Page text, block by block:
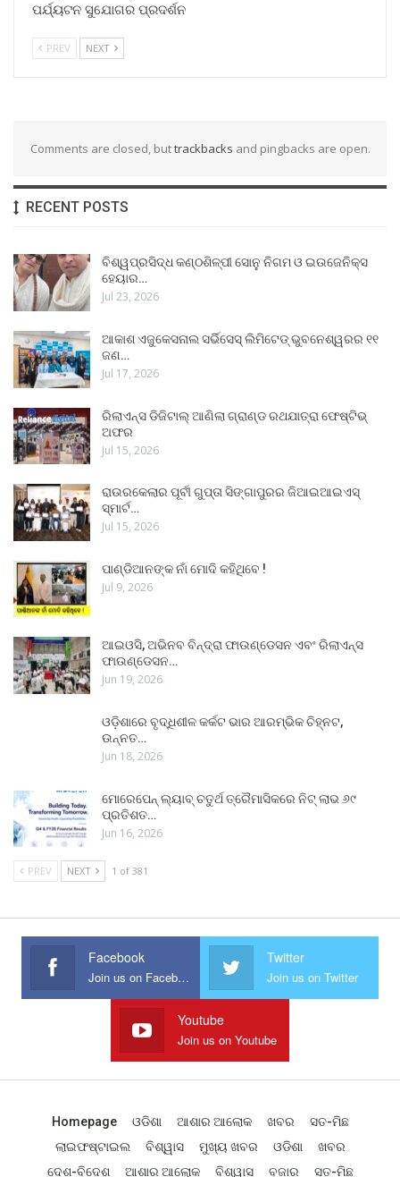
ପର୍ଯ୍ୟଟନ ସୁଯୋଗର ପ୍ରଦର୍ଶନ
PREV NEXT
Comments are closed, buttrackbacks and pingbacks are open.
RECENT POSTS
ବିଶ୍ୱପ୍ରସିଦ୍ଧ କଣ୍ଠଶିଳ୍ପୀ ସୋନୁ ନିଗମ ଓ ଇଉଜେନିକ୍ସ
ହେୟାର…
Jul 23, 2026
ଆକାଶ ଏଜୁକେସନାଲ ସର୍ଭିସେସ୍ ଲିମିଟେଡ୍ ଭୁବନେଶ୍ୱରର ୧୧
ଜଣ…
Jul 17, 2026
ରିଲାଏନ୍ସ ଡିଜିଟାଲ୍ ଆଣିଲା ଗ୍ରାଣ୍ଡ ରଥଯାତ୍ରା ଫେଷ୍ଟିଭ୍
ଅଫର
Jul 15, 2026
ରାଉରକେଲାର ପୂର୍ବୀ ଗୁପ୍ତା ସିଙ୍ଗାପୁରର ଜିଆଇଆଇଏସ୍
ସ୍ମାର୍ଟ…
Jul 15, 2026
ପାଣ୍ଡିଆନଙ୍କ ନାଁ ମୋଦି କହିଥିବେ !
Jul 9, 2026
ଆଇଓସି, ଅଭିନବ ବିନ୍ଦ୍ରା ଫାଉଣ୍ଡେସନ ଏବଂ ରିଲାଏନ୍ସ
ଫାଉଣ୍ଡେସନ…
Jun 19, 2026
ଓଡ଼ିଶାରେ ବୃଦ୍ଧିଶୀଳ କର୍କଟ ଭାର ଆରମ୍ଭିକ ଚିହ୍ନଟ,
ଉନ୍ନତ…
Jun 18, 2026
ମୋରେପେନ୍ ଲ୍ୟାବ୍ ଚତୁର୍ଥ ତ୍ରୈମାସିକରେ ନିଟ୍ ଲାଭ ୬୯
ପ୍ରତିଶତ…
Jun 16, 2026
PREV NEXT 1 of 381
Facebook
Join us on Facebook
Twitter
Join us on Twitter
Youtube
Join us on Youtube
Homepage ଓଡିଶା ଆଶାର ଆଲୋକ ଖବର
ସତ-ମିଛ
ଲାଇଫଷ୍ଟାଇଲ
ବିଶ୍ୱାସ ମୁଖ୍ୟ ଖବର ଓଡିଶା
ଖବର
ଦେଶ-ବିଦେଶ
ଆଶାର ଆଲୋକ ବିଶ୍ୱାସ ବଜାର ସତ-ମିଛ